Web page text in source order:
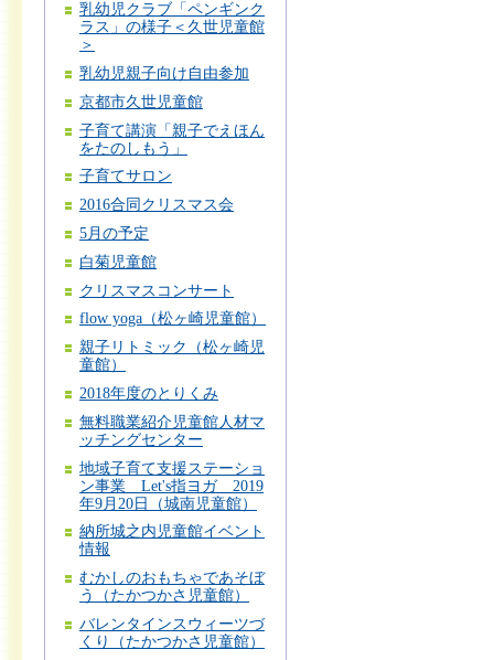
乳幼児クラブ「ペンギンク
ラス」の様子＜久世児童館
＞
乳幼児親子向け自由参加
京都市久世児童館
子育て講演「親子でえほん
をたのしもう」
子育てサロン
2016合同クリスマス会
5月の予定
白菊児童館
クリスマスコンサート
flow yoga（松ヶ崎児童館）
親子リトミック（松ヶ崎児
童館）
2018年度のとりくみ
無料職業紹介児童館人材マ
ッチングセンター
地域子育て支援ステーショ
ン事業 Let's指ヨガ 2019
年9月20日（城南児童館）
納所城之内児童館イベント
情報
むかしのおもちゃであそぼ
う（たかつかさ児童館）
バレンタインスウィーツづ
くり（たかつかさ児童館）